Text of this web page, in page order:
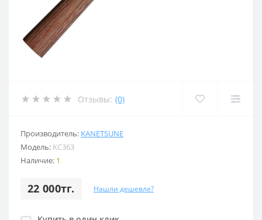
Отзывы: (0)
Производитель: KANETSUNE
Модель: KC363
Наличие: 1
22 000тг. Нашли дешевле?